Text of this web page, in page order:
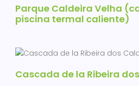
Parque Caldeira Velha
piscina termal caliente)
Cascada de la Ribeira